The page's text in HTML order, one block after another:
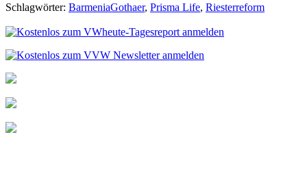
Schlagwörter: BarmeniaGothaer, Prisma Life, Riesterreform